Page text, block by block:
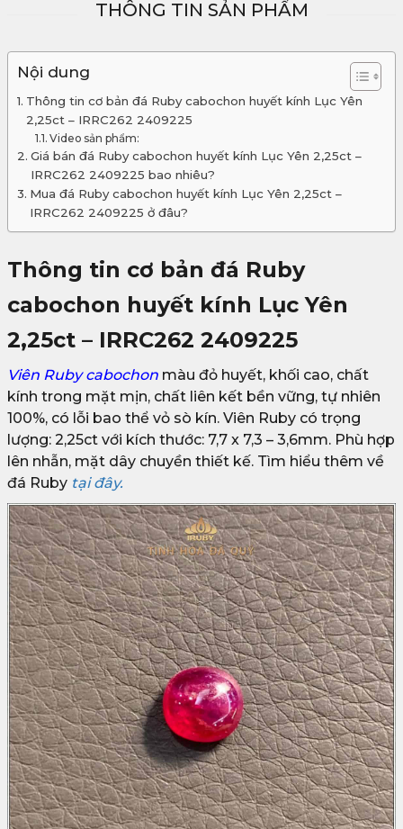
THÔNG TIN SẢN PHẨM
Nội dung
Thông tin cơ bản đá Ruby cabochon huyết kính Lục Yên
2,25ct – IRRC262 2409225
Video sản phẩm:
Giá bán đá Ruby cabochon huyết kính Lục Yên 2,25ct –
IRRC262 2409225 bao nhiêu?
Mua đá Ruby cabochon huyết kính Lục Yên 2,25ct –
IRRC262 2409225 ở đâu?
Thông tin cơ bản đá Ruby
cabochon huyết kính Lục Yên
2,25ct – IRRC262 2409225
Viên Ruby cabochon màu đỏ huyết, khối cao, chất
kính trong mặt mịn, chất liên kết bền vững, tự nhiên
100%, có lỗi bao thể vỏ sò kín. Viên Ruby có trọng
lượng: 2,25ct với kích thước: 7,7 x 7,3 – 3,6mm. Phù hợp
lên nhẫn, mặt dây chuyền thiết kế. Tìm hiểu thêm về
đá Ruby tại đây.